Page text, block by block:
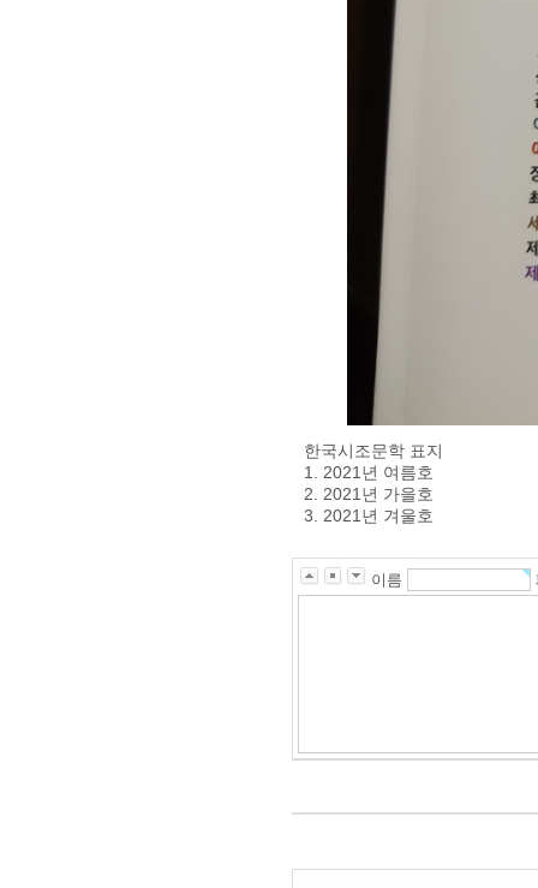
한국시조문학 표지
1. 2021년 여름호
2. 2021년 가을호
3. 2021년 겨울호
이름